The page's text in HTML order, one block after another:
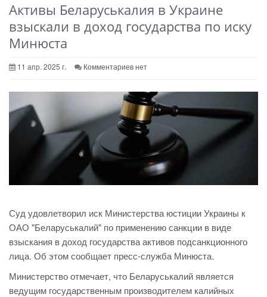
Активы Беларуськалия в Украине
взыскали в доход государства по иску
Минюста
11 апр. 2025 г. Комментариев нет
Суд удовлетворил иск Министерства юстиции Украины к
ОАО "Беларуськалий" по применению санкции в виде
взыскания в доход государства активов подсанкционного
лица. Об этом сообщает пресс-служба Минюста.
Министерство отмечает, что Беларуськалий является
ведущим государственным производителем калийных